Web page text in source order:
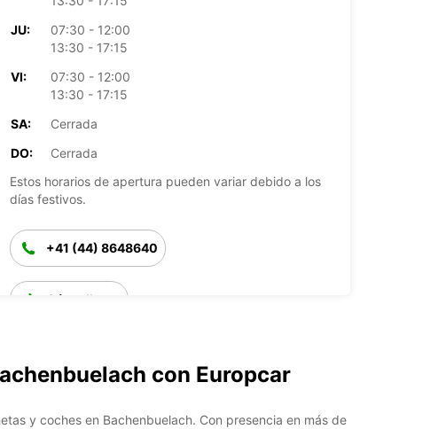
JU:
07:30 - 12:00
13:30 - 17:15
VI:
07:30 - 12:00
13:30 - 17:15
SA:
Cerrada
DO:
Cerrada
Estos horarios de apertura pueden variar debido a los
días festivos.
+41 (44) 8648640
Cómo llegar
con Europcar
y coches en Bachenbuelach. Con presencia en más de